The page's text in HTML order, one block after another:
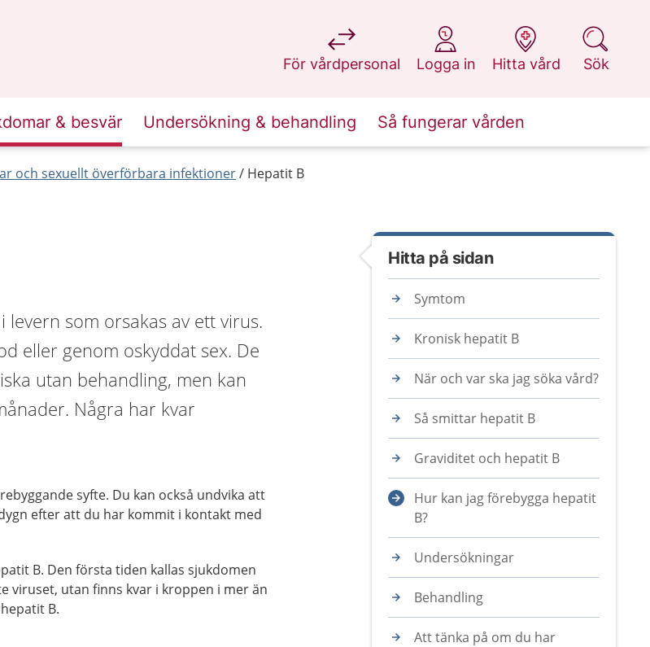
För vårdpersonal
på 1177.se
Logga in
på 1177.se
Hitta vård
på 1177.se
Sök
på 1177.se
& besvär Undersökning & behandling Så fungerar vården
och sexuellt överförbara infektioner Hepatit B
som orsakas av ett virus.
eller genom oskyddat sex. De
utan behandling, men kan
Några har kvar
syfte. Du kan också undvika att
efter att du har kommit i kontakt med
B. Den första tiden kallas sjukdomen
viruset, utan finns kvar i kroppen i mer än
B.
Hitta på sidan
Symtom
Kronisk hepatit B
När och var ska jag söka vård?
Så smittar hepatit B
Graviditet och hepatit B
Hur kan jag förebygga hepatit
B?
Undersökningar
Behandling
Att tänka på om du har